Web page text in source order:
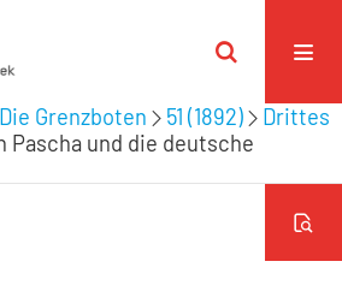
Die Grenzboten 51 (1892)
Drittes
Pascha und die deutsche